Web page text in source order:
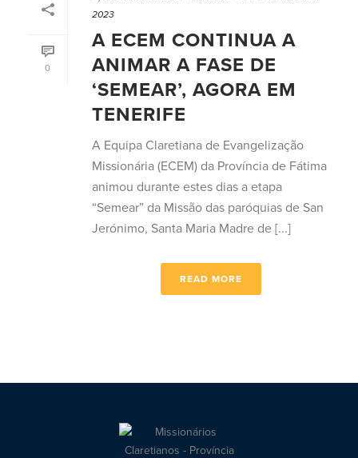
0
2023
A ECEM CONTINUA A
ANIMAR A FASE DE
‘SEMEAR’, AGORA EM
TENERIFE
A Equipa Claretiana de Evangelização
Missionária (ECEM) da Província de Fátima
animou durante estes dias a etapa
“Semear” da Missão das paróquias de San
Jerónimo, Santa Maria Madre de [...]
READ MORE